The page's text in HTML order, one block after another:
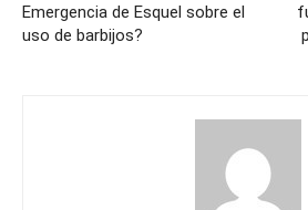
Emergencia de Esquel sobre el
uso de barbijos?